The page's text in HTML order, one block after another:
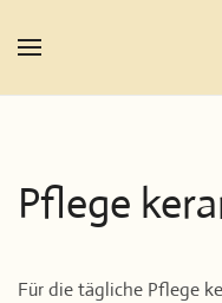
Zum Hauptinhalt
Pflege
Für die tägliche Pflege